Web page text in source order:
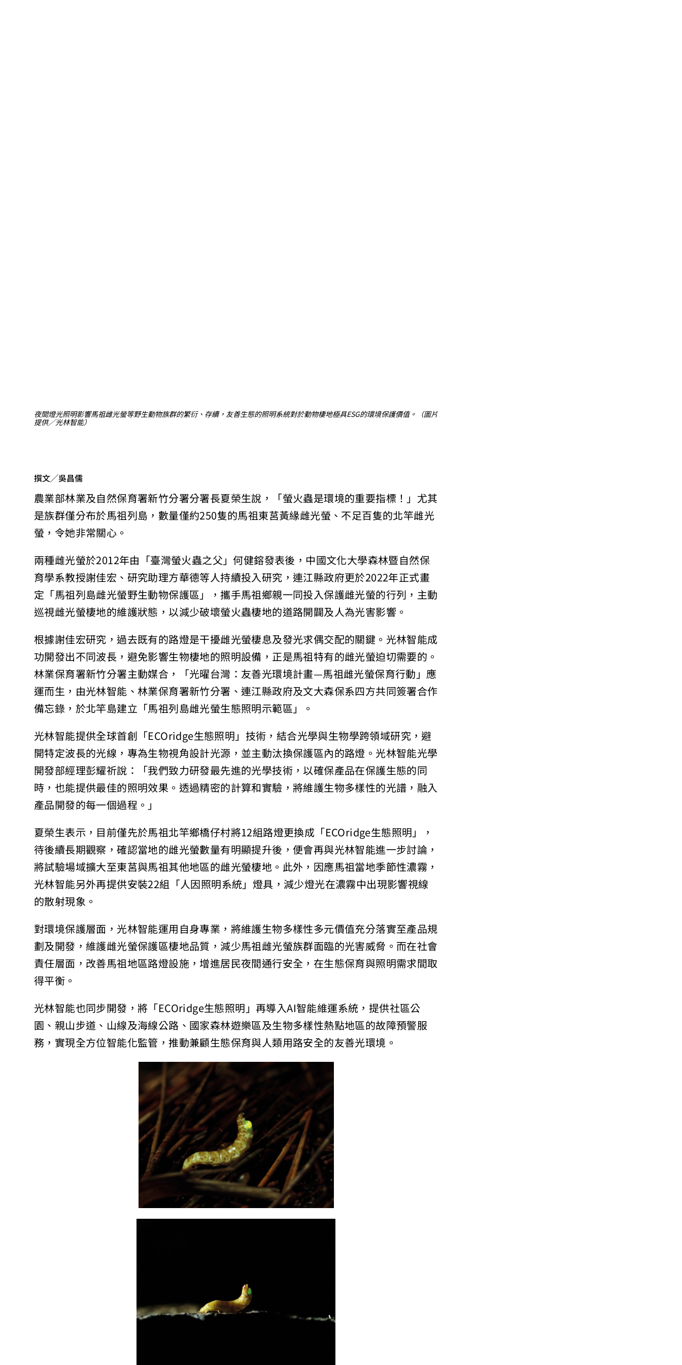
夜間燈光照明影響馬祖雌光螢等野生動物族群的繁衍、存續，友善生態的照明系統對於動物棲地極具ESG的環境保護價值。（圖片
提供╱光林智能）
撰文╱吳昌儒
農業部林業及自然保育署新竹分署分署長夏榮生說，「螢火蟲是環境的重要指標！」尤其
是族群僅分布於馬祖列島，數量僅約250隻的馬祖東莒黃緣雌光螢、不足百隻的北竿雌光
螢，令她非常關心。
兩種雌光螢於2012年由「臺灣螢火蟲之父」何健鎔發表後，中國文化大學森林暨自然保
育學系教授謝佳宏、研究助理方華德等人持續投入研究，連江縣政府更於2022年正式畫
定「馬祖列島雌光螢野生動物保護區」，攜手馬祖鄉親一同投入保護雌光螢的行列，主動
巡視雌光螢棲地的維護狀態，以減少破壞螢火蟲棲地的道路開闢及人為光害影響。
根據謝佳宏研究，過去既有的路燈是干擾雌光螢棲息及發光求偶交配的關鍵。光林智能成
功開發出不同波長，避免影響生物棲地的照明設備，正是馬祖特有的雌光螢迫切需要的。
林業保育署新竹分署主動媒合，「光曜台灣：友善光環境計畫—馬祖雌光螢保育行動」應
運而生，由光林智能、林業保育署新竹分署、連江縣政府及文大森保系四方共同簽署合作
備忘錄，於北竿島建立「馬祖列島雌光螢生態照明示範區」。
光林智能提供全球首創「ECOridge生態照明」技術，結合光學與生物學跨領域研究，避
開特定波長的光線，專為生物視角設計光源，並主動汰換保護區內的路燈。光林智能光學
開發部經理彭耀祈說：「我們致力研發最先進的光學技術，以確保產品在保護生態的同
時，也能提供最佳的照明效果。透過精密的計算和實驗，將維護生物多樣性的光譜，融入
產品開發的每一個過程。」
夏榮生表示，目前僅先於馬祖北竿鄉橋仔村將12組路燈更換成「ECOridge生態照明」，
待後續長期觀察，確認當地的雌光螢數量有明顯提升後，便會再與光林智能進一步討論，
將試驗場域擴大至東莒與馬祖其他地區的雌光螢棲地。此外，因應馬祖當地季節性濃霧，
光林智能另外再提供安裝22組「人因照明系統」燈具，減少燈光在濃霧中出現影響視線
的散射現象。
對環境保護層面，光林智能運用自身專業，將維護生物多樣性多元價值充分落實至產品規
劃及開發，維護雌光螢保護區棲地品質，減少馬祖雌光螢族群面臨的光害威脅。而在社會
責任層面，改善馬祖地區路燈設施，增進居民夜間通行安全，在生態保育與照明需求間取
得平衡。
光林智能也同步開發，將「ECOridge生態照明」再導入AI智能維運系統，提供社區公
園、親山步道、山線及海線公路、國家森林遊樂區及生物多樣性熱點地區的故障預警服
務，實現全方位智能化監管，推動兼顧生態保育與人類用路安全的友善光環境。